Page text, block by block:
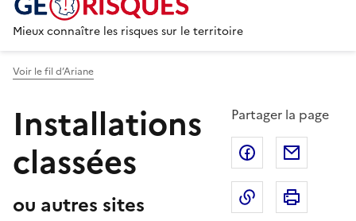
Mieux connaître les risques sur le territoire
Voir le fil d’Ariane
Installations
classées
ou autres sites
Partager la page
Partager sur
Copier dans